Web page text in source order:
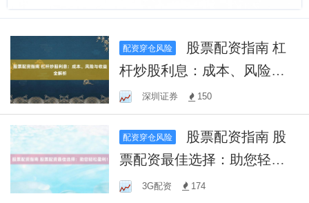
配资穿仓风险
杆炒股利息：成本、风险与
收益全解析
深圳证券 150
配资穿仓风险
票配资最佳选择：助您轻松
盈利！
3G配资 174